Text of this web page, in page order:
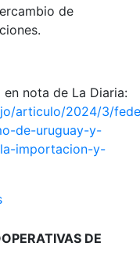
de
nota de La Diaria:
articulo/2024/3/
de-uruguay-y-
importacion-y-
DE